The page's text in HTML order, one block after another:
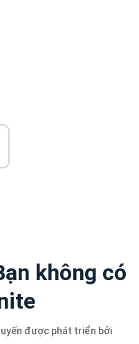
không có
được phát triển bởi